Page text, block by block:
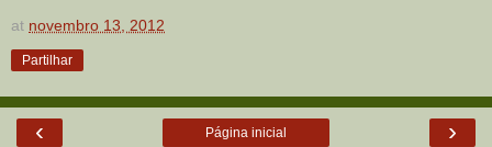
at novembro 13, 2012
Partilhar
‹ ›
Página inicial